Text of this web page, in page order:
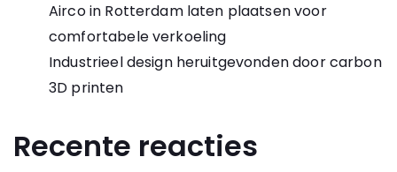
Airco in Rotterdam laten plaatsen voor
comfortabele verkoeling
Industrieel design heruitgevonden door carbon
3D printen
Recente reacties